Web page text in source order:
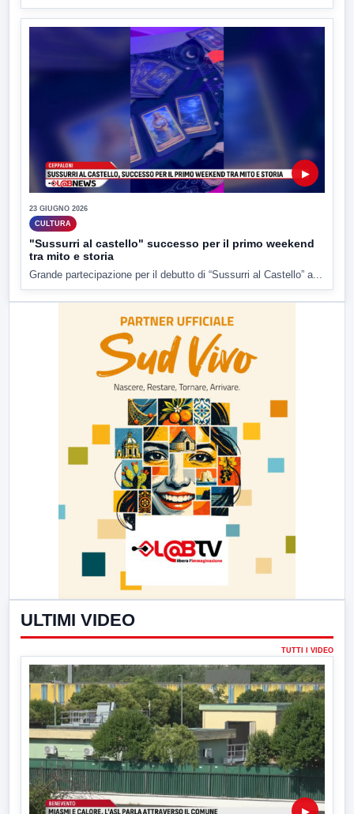
▶
23 GIUGNO 2026
CULTURA
"Sussurri al castello" successo per il primo weekend
tra mito e storia
Grande partecipazione per il debutto di “Sussurri al Castello” a...
ULTIMI VIDEO
TUTTI I VIDEO
▶